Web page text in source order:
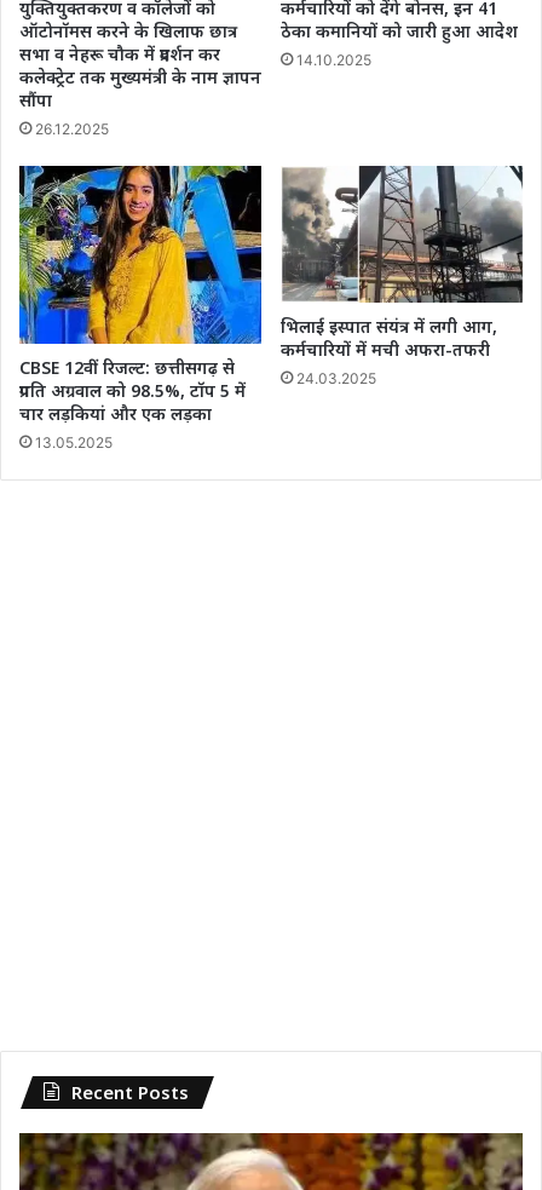
युक्तियुक्तकरण व कॉलेजों को
ऑटोनॉमस करने के खिलाफ छात्र
सभा व नेहरू चौक में प्रदर्शन कर
कलेक्ट्रेट तक मुख्यमंत्री के नाम ज्ञापन
सौंपा
26.12.2025
कर्मचारियों को देंगे बोनस, इन 41
ठेका कमानियों को जारी हुआ आदेश
14.10.2025
CBSE 12वीं रिजल्ट: छत्तीसगढ़ से
प्रगति अग्रवाल को 98.5%, टॉप 5 में
चार लड़कियां और एक लड़का
13.05.2025
भिलाई इस्पात संयंत्र में लगी आग,
कर्मचारियों में मची अफरा-तफरी
24.03.2025
Recent Posts